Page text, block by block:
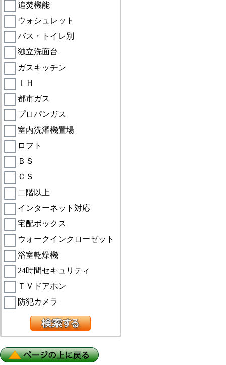
追焚機能
ウォシュレット
バス・トイレ別
独立洗面台
ガスキッチン
ＩＨ
都市ガス
プロパンガス
室内洗濯機置場
ロフト
ＢＳ
ＣＳ
二階以上
インターネット対応
宅配ボックス
ウォークインクローゼット
浴室乾燥機
24時間セキュリティ
ＴＶドアホン
防犯カメラ